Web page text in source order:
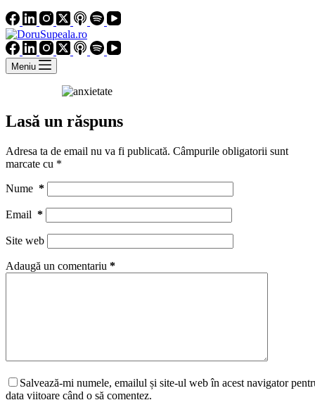
Meniu
Lasă un răspuns
Adresa ta de email nu va fi publicată. Câmpurile obligatorii sunt
marcate cu *
Nume *
Email *
Site web
Adaugă un comentariu *
Salvează-mi numele, emailul și site-ul web în acest navigator
data viitoare când o să comentez.